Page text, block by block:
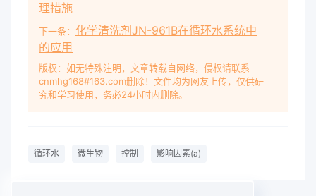
理措施
下一条： 化学清洗剂JN-961B在循环水系统中
的应用
版权：如无特殊注明，文章转载自网络，侵权请联系
cnmhg168#163.com删除！文件均为网友上传，仅供研
究和学习使用，务必24小时内删除。
循环水 微生物 控制 影响因素(a)